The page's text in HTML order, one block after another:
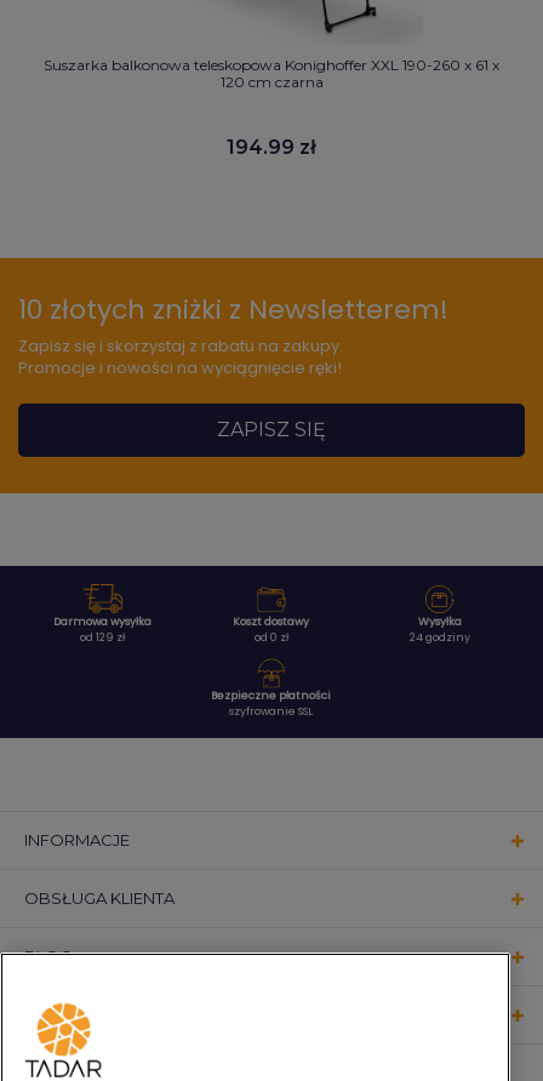
Suszarka balkonowa teleskopowa Konighoffer XXL 190-260 x 61 x
120 cm czarna
194.99 zł
10 złotych zniżki z Newsletterem!
Zapisz się i skorzystaj z rabatu na zakupy.
Promocje i nowości na wyciągnięcie ręki!
ZAPISZ SIĘ
Darmowa wysyłka
od 129 zł
Koszt dostawy
od 0 zł
Wysyłka
24 godziny
Bezpieczne płatności
szyfrowanie SSL
INFORMACJE
OBSŁUGA KLIENTA
BLOG
KONTAKT